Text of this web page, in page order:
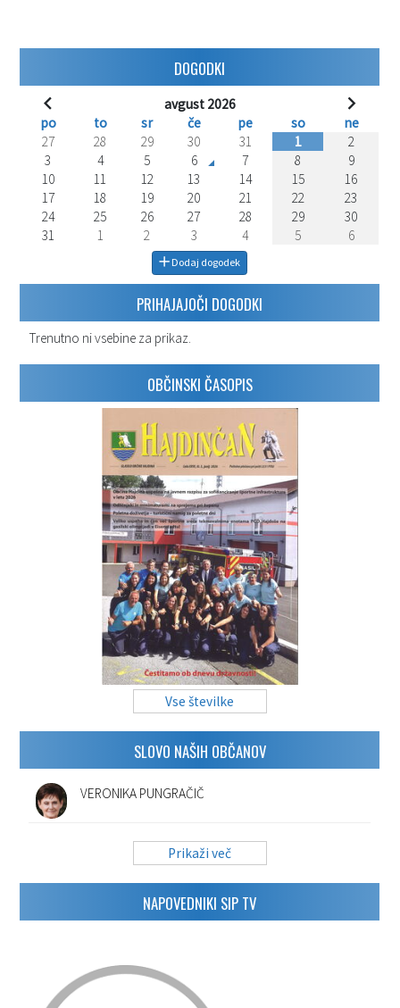
DOGODKI
avgust 2026
po
to sr če pe so
ne
27
28 29 30 31 1
2
3
4 5 6 7 8
9
10
11 12 13 14 15
16
17
18 19 20 21 22
23
24
25 26 27 28 29
30
31
1 2 3 4 5 6
Dodaj dogodek
PRIHAJAJOČI DOGODKI
Trenutno ni vsebine za prikaz.
OBČINSKI ČASOPIS
Vse številke
SLOVO NAŠIH OBČANOV
VERONIKA PUNGRAČIČ
Prikaži več
NAPOVEDNIKI SIP TV